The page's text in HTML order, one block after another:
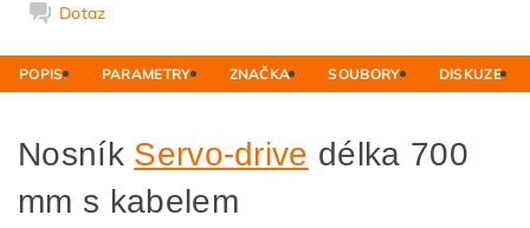
Dotaz
POPIS PARAMETRY ZNAČKA SOUBORY DISKUZE
Nosník Servo-drive délka 700
mm s kabelem